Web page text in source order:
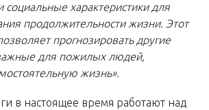
социальные характеристики для
продолжительности жизни. Этот
прогнозировать другие
для пожилых людей,
жизнь».
в настоящее время работают над